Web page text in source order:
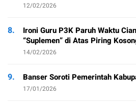
12/02/2026
8.
Ironi Guru P3K Paruh Waktu
“Suplemen” di Atas Piring
14/02/2026
9. Banser Soroti Pemerintah
17/01/2026